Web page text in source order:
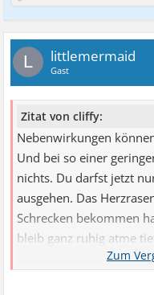
L littlemermaid
Gast
Zitat von cliffy:
Nebenwirkungen
Und bei so einer
nichts. Du darfst jetzt
ausgehen. Das
Schrecken bekommen
bleib ganz ruhig atme
schönes. wird alles gut.